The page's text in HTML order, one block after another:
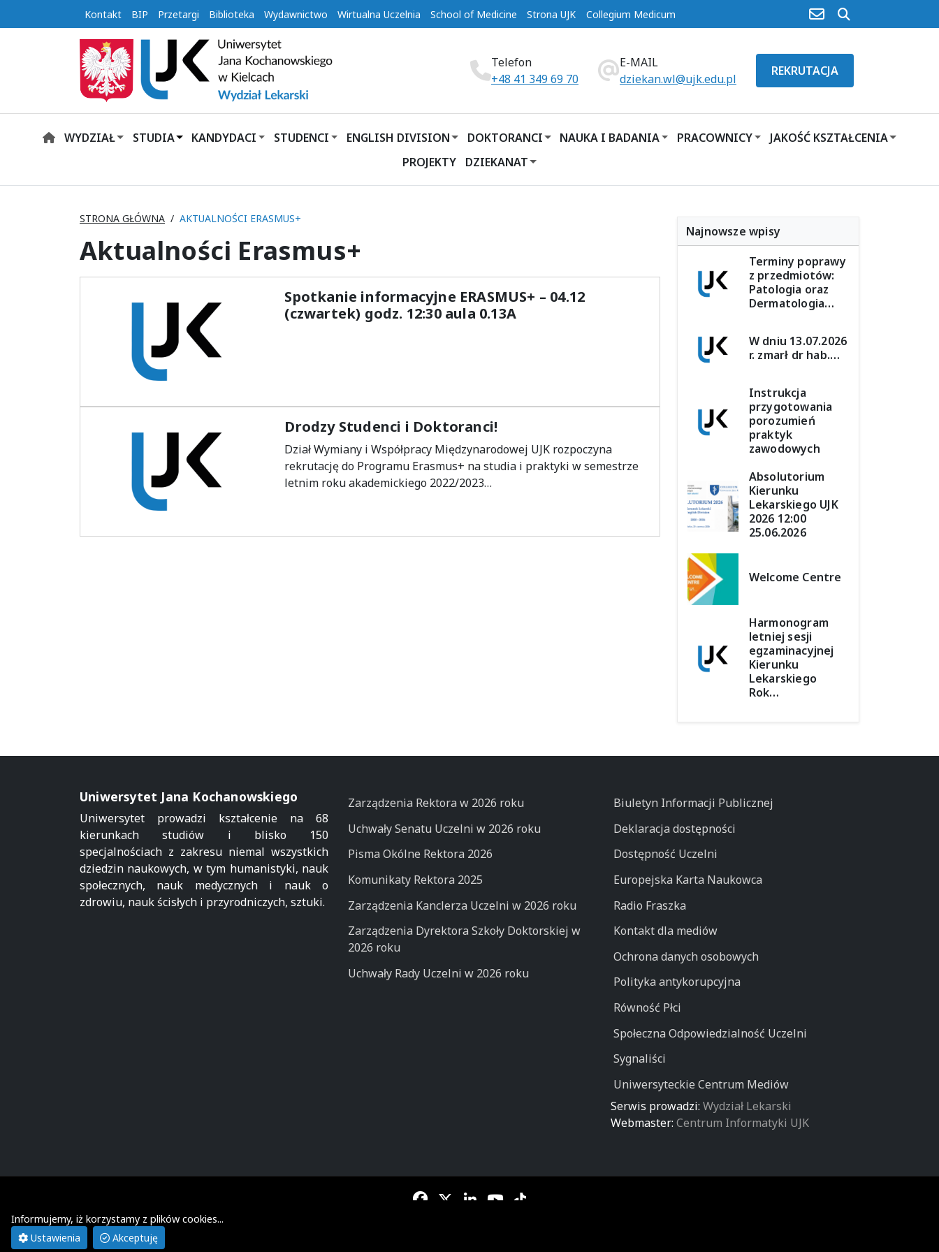
Kontakt BIP Przetargi Biblioteka Wydawnictwo Wirtualna Uczelnia School of Medicine Strona UJK Collegium Medicum poczta
Telefon
+48 41 349 69 70
E-MAIL
dziekan.wl@ujk.edu.pl
REKRUTACJA
HOMEWYDZIAŁ STUDIA KANDYDACI STUDENCI ENGLISH DIVISION DOKTORANCI NAUKA I BADANIA PRACOWNICY
JAKOŚĆ KSZTAŁCENIA
PROJEKTY
DZIEKANAT
STRONA GŁÓWNA AKTUALNOŚCI ERASMUS+
Aktualności Erasmus+
Spotkanie informacyjne ERASMUS+ – 04.12
(czwartek) godz. 12:30 aula 0.13A
Drodzy Studenci i Doktoranci!
Dział Wymiany i Współpracy Międzynarodowej UJK rozpoczyna
rekrutację do Programu Erasmus+ na studia i praktyki w semestrze
letnim roku akademickiego 2022/2023…
Najnowsze wpisy
Terminy poprawy
z przedmiotów:
Patologia oraz
Dermatologia…
W dniu 13.07.2026
r. zmarł dr hab.…
Instrukcja
przygotowania
porozumień
praktyk
zawodowych
Absolutorium
Kierunku
Lekarskiego UJK
2026 12:00
25.06.2026
Welcome Centre
Harmonogram
letniej sesji
egzaminacyjnej
Kierunku
Lekarskiego
Rok…
Uniwersytet Jana Kochanowskiego
Uniwersytet prowadzi kształcenie na 68
kierunkach studiów i blisko 150
specjalnościach z zakresu niemal wszystkich
dziedzin naukowych, w tym humanistyki, nauk
społecznych, nauk medycznych i nauk o
zdrowiu, nauk ścisłych i przyrodniczych, sztuki.
Zarządzenia Rektora w 2026 roku
Uchwały Senatu Uczelni w 2026 roku
Pisma Okólne Rektora 2026
Komunikaty Rektora 2025
Zarządzenia Kanclerza Uczelni w 2026 roku
Zarządzenia Dyrektora Szkoły Doktorskiej w
2026 roku
Uchwały Rady Uczelni w 2026 roku
Biuletyn Informacji Publicznej
Deklaracja dostępności
Dostępność Uczelni
Europejska Karta Naukowca
Radio Fraszka
Kontakt dla mediów
Ochrona danych osobowych
Polityka antykorupcyjna
Równość Płci
Społeczna Odpowiedzialność Uczelni
Sygnaliści
Uniwersyteckie Centrum Mediów
Serwis prowadzi: Wydział Lekarski
Webmaster: Centrum Informatyki UJK
Informujemy, iż korzystamy z plików cookies...
Ustawienia
Akceptuję